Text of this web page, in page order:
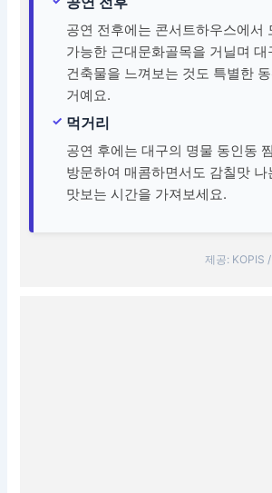
공연 전후에는 콘서트하우스에서
가능한 근대문화골목을 거닐며
건축물을 느껴보는 것도 특별한
거예요.
먹거리
공연 후에는 대구의 명물 동인동
방문하여 매콤하면서도 감칠맛 나
맛보는 시간을 가져보세요.
제공: KOPIS